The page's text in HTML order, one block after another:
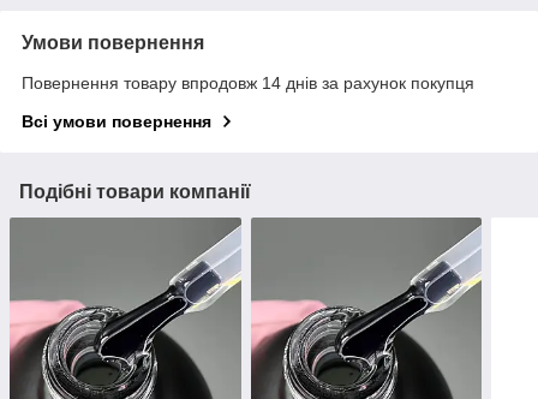
Умови повернення
Повернення товару впродовж 14 днів за рахунок покупця
Всі умови повернення
Подібні товари компанії